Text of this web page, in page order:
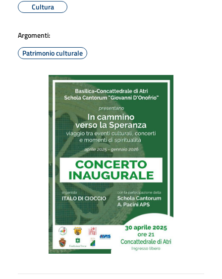
Cultura
Argomenti:
Patrimonio culturale